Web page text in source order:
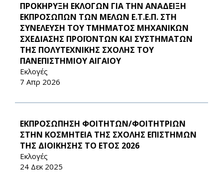
ΠΡΟΚΗΡΥΞΗ ΕΚΛΟΓΩΝ ΓΙΑ ΤΗΝ ΑΝΑΔΕΙΞΗ
ΕΚΠΡΟΣΩΠΩΝ ΤΩΝ ΜΕΛΩΝ Ε.Τ.Ε.Π. ΣΤΗ
ΣΥΝΕΛΕΥΣΗ ΤΟΥ ΤΜΗΜΑΤΟΣ ΜΗΧΑΝΙΚΩΝ
ΣΧΕΔΙΑΣΗΣ ΠΡΟΪΟΝΤΩΝ ΚΑΙ ΣΥΣΤΗΜΑΤΩΝ
ΤΗΣ ΠΟΛΥΤΕΧΝΙΚΗΣ ΣΧΟΛΗΣ ΤΟΥ
ΠΑΝΕΠΙΣΤΗΜΙΟΥ ΑΙΓΑΙΟΥ
Εκλογές
7 Απρ 2026
ΕΚΠΡΟΣΩΠΗΣΗ ΦΟΙΤΗΤΩΝ/ΦΟΙΤΗΤΡΙΩΝ
ΣΤΗΝ ΚΟΣΜΗΤΕΙΑ ΤΗΣ ΣΧΟΛΗΣ ΕΠΙΣΤΗΜΩΝ
ΤΗΣ ΔΙΟΙΚΗΣΗΣ ΤΟ ΕΤΟΣ 2026
Εκλογές
24 Δεκ 2025